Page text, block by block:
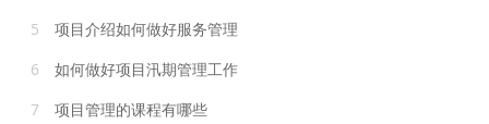
5
项目介绍如何做好服务管理
6
如何做好项目汛期管理工作
7
项目管理的课程有哪些